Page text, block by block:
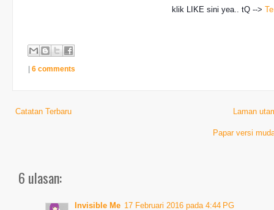
klik LIKE sini yea.. tQ -->
| 6 comments
Catatan Terbaru Laman
Papar versi
6 ulasan:
Invisible Me 17 Februari 2016 pada 4:44 PG